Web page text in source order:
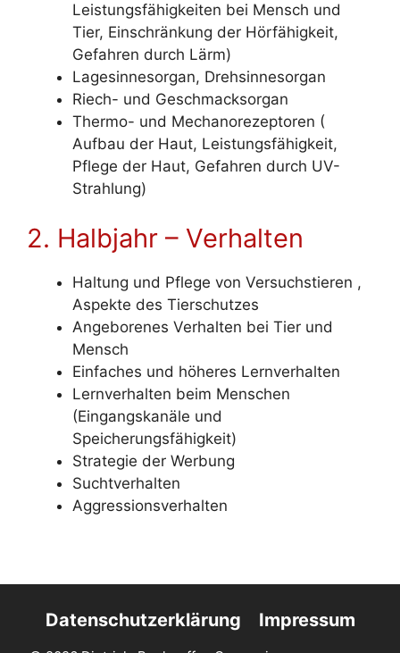
Leistungsfähigkeiten bei Mensch und
Tier, Einschränkung der Hörfähigkeit,
Gefahren durch Lärm)
Lagesinnesorgan, Drehsinnesorgan
Riech- und Geschmacksorgan
Thermo- und Mechanorezeptoren (
Aufbau der Haut, Leistungsfähigkeit,
Pflege der Haut, Gefahren durch UV-
Strahlung)
2. Halbjahr – Verhalten
Haltung und Pflege von Versuchstieren ,
Aspekte des Tierschutzes
Angeborenes Verhalten bei Tier und
Mensch
Einfaches und höheres Lernverhalten
Lernverhalten beim Menschen
(Eingangskanäle und
Speicherungsfähigkeit)
Strategie der Werbung
Suchtverhalten
Aggressionsverhalten
Datenschutzerklärung Impressum